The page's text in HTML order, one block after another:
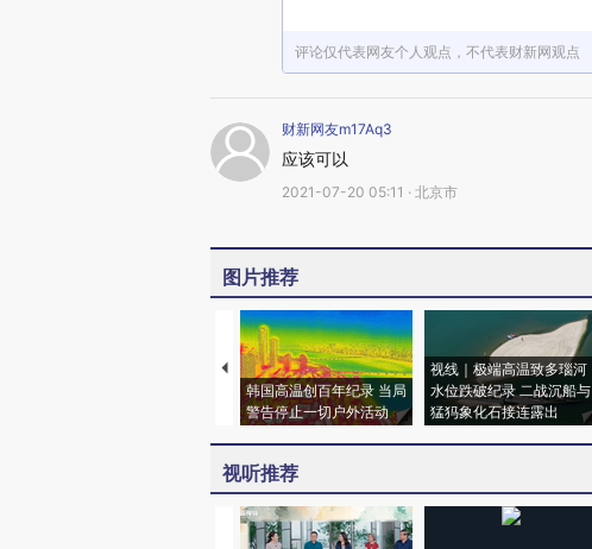
评论仅代表网友个人观点，不代表财新网观点
财新网友m17Aq3
应该可以
2021-07-20 05:11 · 北京市
图片推荐
韩国高温创百年纪录 当局
警告停止一切户外活动
视线｜极端高温致多瑙河
水位跌破纪录 二战沉船与
猛犸象化石接连露出
视听推荐